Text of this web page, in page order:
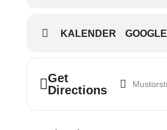
KALENDER
Get
Directions
Address -